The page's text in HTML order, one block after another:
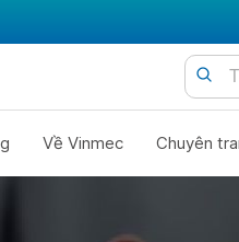
Về Vinmec Chuyên